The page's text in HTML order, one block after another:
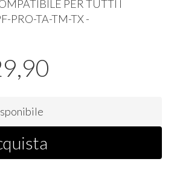
PER TUTTI I
-PRO-TA-TM-TX -